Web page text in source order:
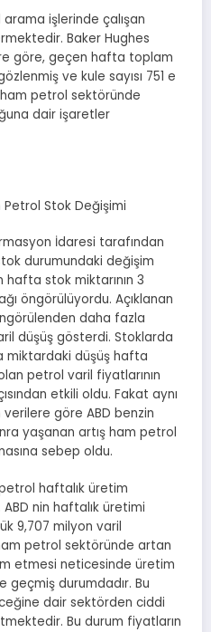
işlerinde çalışan
Baker Hughes
göre, geçen hafta toplam
ve kule sayısı 751 e
petrol sektöründe
dair işaretler
Petrol Stok Değişimi
İdaresi tarafından
durumundaki değişim
stok miktarının 3
öngörülüyordu. Açıklanan
daha fazla
düşüş gösterdi. Stoklarda
miktardaki düşüş hafta
petrol varil fiyatlarının
etkili oldu. Fakat aynı
göre ABD benzin
yaşanan artış ham petrol
sebep oldu.
haftalık üretim
nin haftalık üretimi
9,707 milyon varil
petrol sektöründe artan
etmesi neticesinde üretim
geçmiş durumdadır. Bu
dair sektörden ciddi
Bu durum fiyatların